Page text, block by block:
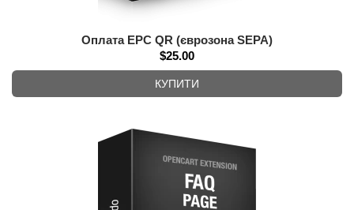
Оплата EPC QR (єврозона SEPA)
$25.00
КУПИТИ